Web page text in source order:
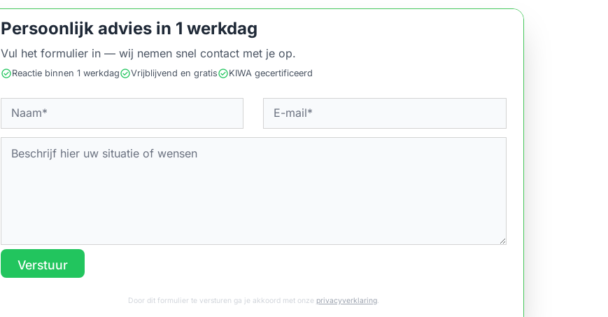
Persoonlijk advies in 1 werkdag
Vul het formulier in — wij nemen snel contact met je op.
check_circleReactie binnen 1 werkdagcheck_circleVrijblijvend en gratischeck_circleKIWA gecertificeerd
Verstuur
Door dit formulier te versturen ga je akkoord met onze privacyverklaring.